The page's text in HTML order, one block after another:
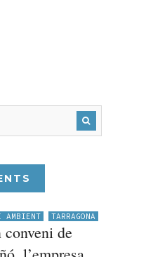
AMBIENT TARRAGONA
de